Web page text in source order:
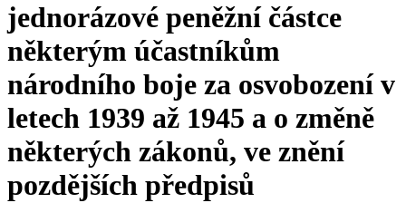
jednorázové peněžní částce
některým účastníkům
národního boje za osvobození v
letech 1939 až 1945 a o změně
některých zákonů, ve znění
pozdějších předpisů